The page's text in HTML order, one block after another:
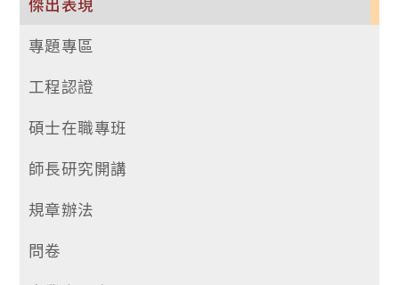
專題專區
工程認證
碩士在職專班
師長研究開講
規章辦法
問卷